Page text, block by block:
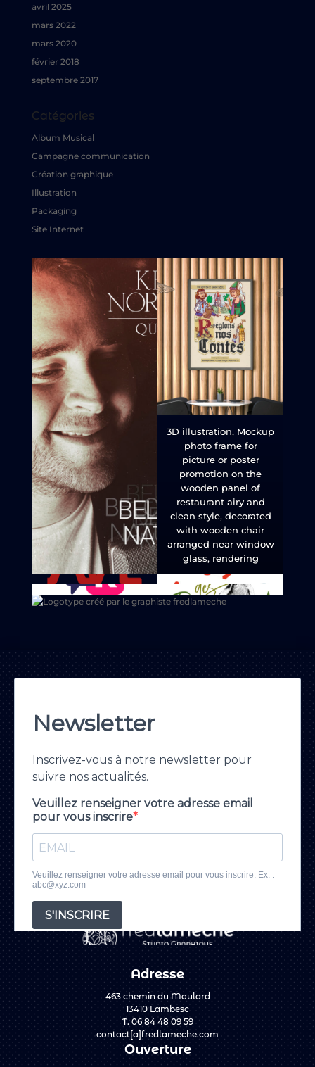
avril 2025
mars 2022
mars 2020
février 2018
septembre 2017
Catégories
Album Musical
Campagne communication
Création graphique
Illustration
Packaging
Site Internet
3D illustration, Mockup
photo frame for
picture or poster
promotion on the
wooden panel of
restaurant airy and
clean style, decorated
with wooden chair
arranged near window
glass, rendering
Adresse
463 chemin du Moulard
13410 Lambesc
T. 06 84 48 09 59
contact[a]fredlameche.com
Ouverture